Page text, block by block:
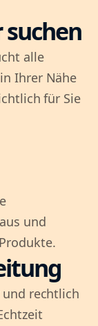
alle
Ihrer Nähe
für Sie
und
rechtlich